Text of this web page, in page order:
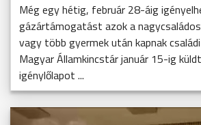
Még egy hétig, február 28-áig
gázártámogatást azok a
vagy több gyermek után kapnak
Magyar Államkincstár január 15-ig
igénylőlapot ...